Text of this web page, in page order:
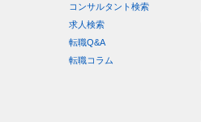
コンサルタント検索
求人検索
転職Q&A
転職コラム